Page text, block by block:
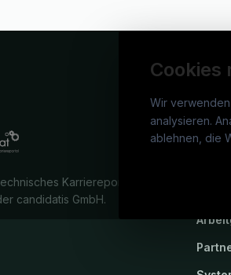
Cookies
Wir verwenden
analysieren.
ablehnen, die
Karriereportal.
candidatis GmbH.